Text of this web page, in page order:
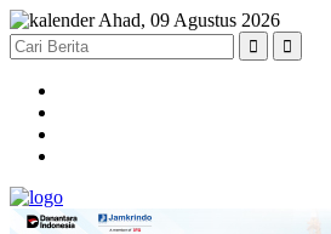
Ahad, 09 Agustus 2026